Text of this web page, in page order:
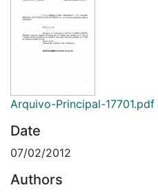
Arquivo-Principal-17701.pdf
Date
07/02/2012
Authors